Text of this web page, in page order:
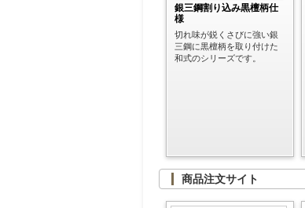
銀三鋼割り込み黒檀柄仕
様
切れ味が鋭くさびに強い銀
三鋼に黒檀柄を取り付けた
和式のシリーズです。
商品注文サイト